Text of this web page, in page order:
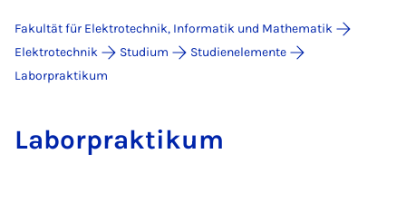
Fakultät für Elektrotechnik, Informatik und Mathematik
Elektrotechnik
Studium
Studienelemente
Laborpraktikum
La­bor­prak­ti­kum